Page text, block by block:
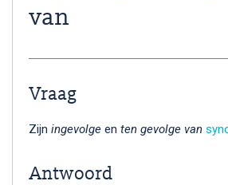
van
Vraag
Zijn ingevolge en ten gevolge van
Antwoord